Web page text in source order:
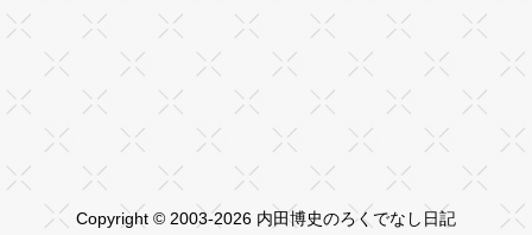
Copyright © 2003-2026 内田博史のろくでなし日記